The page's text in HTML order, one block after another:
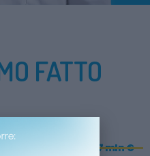
FATTO
oltre 57 mln €